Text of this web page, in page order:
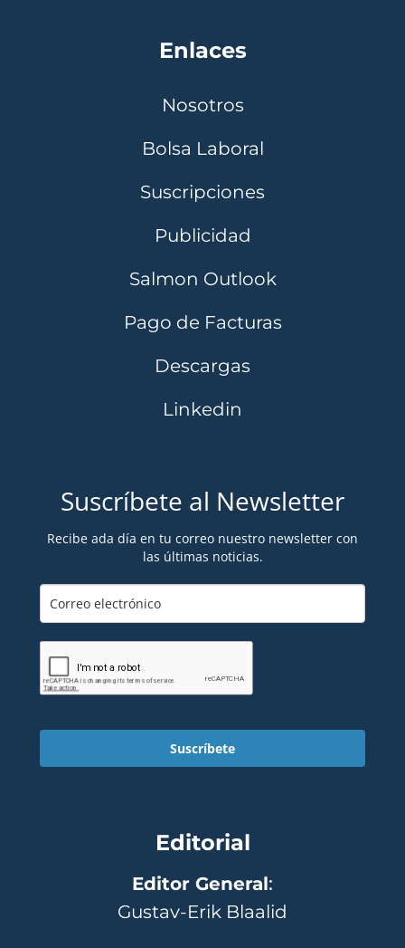
Enlaces
Nosotros
Bolsa Laboral
Suscripciones
Publicidad
Salmon Outlook
Pago de Facturas
Descargas
Linkedin
Suscríbete al Newsletter
Recibe ada día en tu correo nuestro newsletter con
las últimas noticias.
Suscríbete
Editorial
Editor General:
Gustav-Erik Blaalid